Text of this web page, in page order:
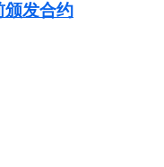
颁发合约